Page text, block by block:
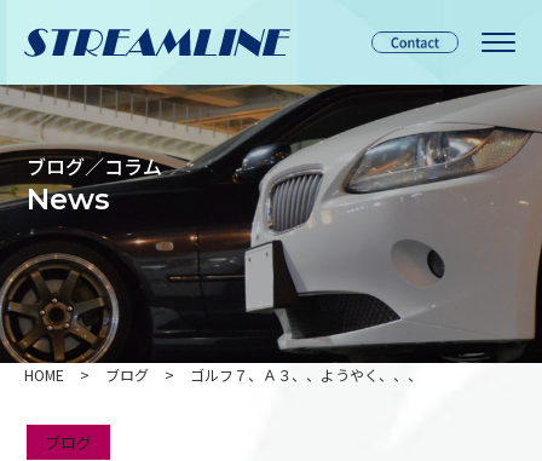
ブログ／コラム
News
HOME > ブログ > ゴルフ７、Ａ３、、ようやく、、、
ブログ